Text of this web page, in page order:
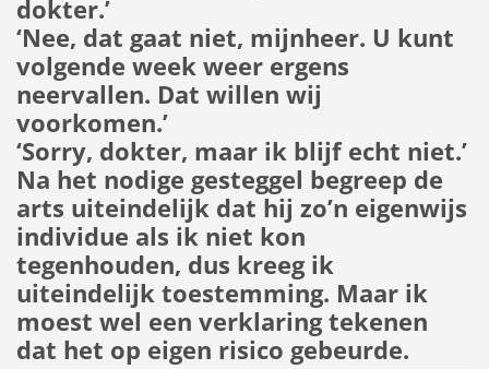
dokter.’
‘Nee, dat gaat niet, mijnheer. U kunt
volgende week weer ergens
neervallen. Dat willen wij
voorkomen.’
‘Sorry, dokter, maar ik blijf echt niet.’
Na het nodige gesteggel begreep de
arts uiteindelijk dat hij zo’n eigenwijs
individue als ik niet kon
tegenhouden, dus kreeg ik
uiteindelijk toestemming. Maar ik
moest wel een verklaring tekenen
dat het op eigen risico gebeurde.